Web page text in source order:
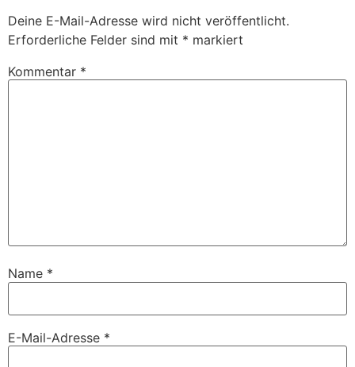
Deine E-Mail-Adresse wird nicht veröffentlicht.
Erforderliche Felder sind mit * markiert
Kommentar *
Name *
E-Mail-Adresse *